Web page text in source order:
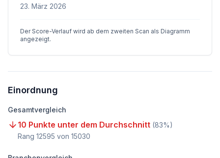
23. März 2026
Der Score-Verlauf wird ab dem zweiten Scan als Diagramm
angezeigt.
Einordnung
Gesamtvergleich
10 Punkte unter dem Durchschnitt (83%)
Rang 12595 von 15030